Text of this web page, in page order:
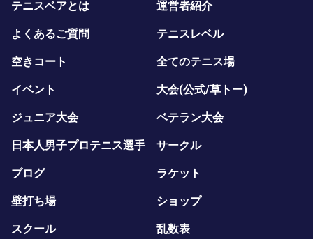
テニスベアとは 運営者紹介
よくあるご質問 テニスレベル
空きコート 全てのテニス場
イベント 大会(公式/草トー)
ジュニア大会 ベテラン大会
日本人男子プロテニス選手 サークル
ブログ ラケット
壁打ち場 ショップ
スクール 乱数表